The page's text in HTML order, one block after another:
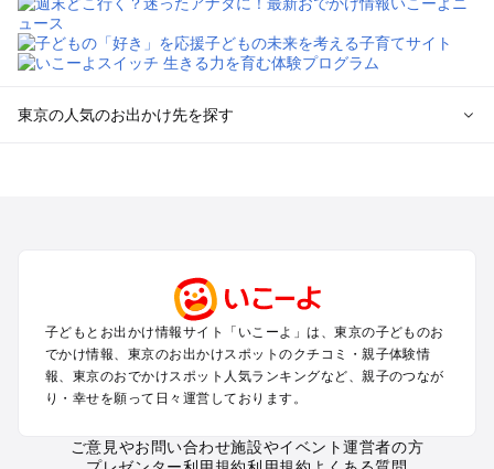
東京の人気のお出かけ先を探す
町田・相模原・愛川・上野原のプールお出かけ
渋谷・原宿・恵比寿・中目黒・自由が丘のプールお出かけ
池袋・赤羽・王子・巣鴨・目白・石神井のプールお出かけ
新宿・高田馬場・代々木・千駄ヶ谷のプールお出かけ
銀座・丸の内・日本橋・有楽町・築地・月島のプールお出かけ
小金井・小平・西東京・東村山・東久留米のプールお出かけ
子どもとお出かけ情報サイト「いこーよ」は、東京の子どものお
でかけ情報、東京のお出かけスポットのクチコミ・親子体験情
報、東京のおでかけスポット人気ランキングなど、親子のつなが
り・幸せを願って日々運営しております。
ご意見やお問い合わせ施設やイベント運営者の方